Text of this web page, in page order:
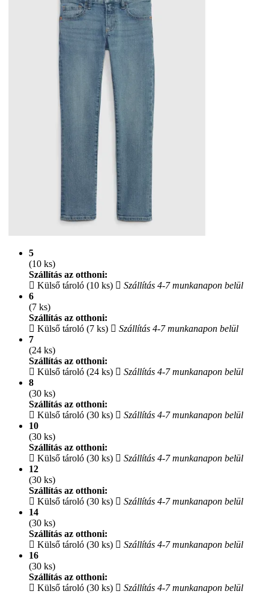
5
(10 ks)
Szállítás az otthoni:
Külső tároló (10 ks)
Szállítás 4-7 munkanapon belül
6
(7 ks)
Szállítás az otthoni:
Külső tároló (7 ks)
Szállítás 4-7 munkanapon belül
7
(24 ks)
Szállítás az otthoni:
Külső tároló (24 ks)
Szállítás 4-7 munkanapon belül
8
(30 ks)
Szállítás az otthoni:
Külső tároló (30 ks)
Szállítás 4-7 munkanapon belül
10
(30 ks)
Szállítás az otthoni:
Külső tároló (30 ks)
Szállítás 4-7 munkanapon belül
12
(30 ks)
Szállítás az otthoni:
Külső tároló (30 ks)
Szállítás 4-7 munkanapon belül
14
(30 ks)
Szállítás az otthoni:
Külső tároló (30 ks)
Szállítás 4-7 munkanapon belül
16
(30 ks)
Szállítás az otthoni:
Külső tároló (30 ks)
Szállítás 4-7 munkanapon belül